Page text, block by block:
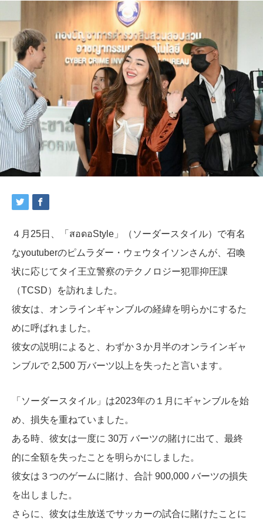
４月25日、「สอดอStyle」（ソーダースタイル）で有名
なyoutuberのピムラダー・ウェウタイソンさんが、召喚
状に応じてタイ王立警察のテクノロジー犯罪抑圧課
（TCSD）を訪れました。
彼女は、オンラインギャンブルの経緯を明らかにするた
めに呼ばれました。
彼女の説明によると、わずか３か月半のオンラインギャ
ンブルで 2,500 万バーツ以上を失ったと言います。
「ソーダースタイル」は2023年の１月にギャンブルを始
め、損失を重ねていました。
ある時、彼女は一度に 30万 バーツの賭けに出て、最終
的に全額を失ったことを明らかにしました。
彼女は３つのゲームに賭け、合計 900,000 バーツの損失
を出しました。
さらに、彼女は生放送でサッカーの試合に賭けたことに